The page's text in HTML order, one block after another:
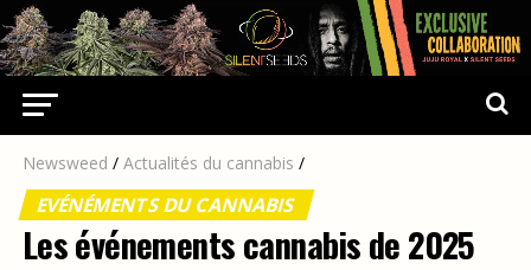
Newsweed / Actualités du cannabis /
EVÉNÉMENTS DU CANNABIS
Les événements cannabis de 2025